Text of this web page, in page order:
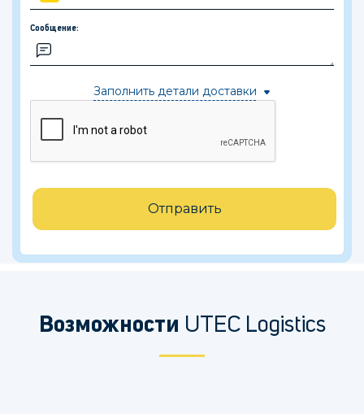
Сообщение:
Заполнить детали доставки
Отправить
Возможности UTEC Logistics